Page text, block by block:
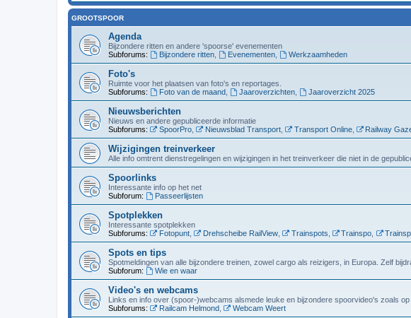
GROOTSPOOR
Agenda
Bijzondere ritten en andere 'spoorse' evenementen
Subforums:
Bijzondere ritten, Evenementen, Werkzaamheden
Foto's
Ruimte voor het plaatsen van foto's en reportages.
Subforums:
Foto van de maand, Jaaroverzichten, Jaaroverzicht 2025
Nieuwsberichten
Nieuws en andere gepubliceerde informatie
Subforums:
SpoorPro, Nieuwsblad Transport, Transport Online, Railway
Wijzigingen treinverkeer
Alle info omtrent dienstregelingen en wijzigingen in het treinverkeer die niet in de
Spoorlinks
Interessante info op het net
Subforum:
Passeerlijsten
Spotplekken
Interessante spotplekken
Subforums:
Fotopunt, Drehscheibe RailView, Trainspots Trainspo
Spots en tips
Spotmeldingen van alle bijzondere treinen, zowel cargo als reizigers, in Europa. Zelf
Subforum:
Wie en waar
Video's en webcams
Links en info over (spoor-)webcams alsmede leuke en bijzondere spoorvideo's zoals op
Subforums:
Railcam Helmond, Webcam Weert